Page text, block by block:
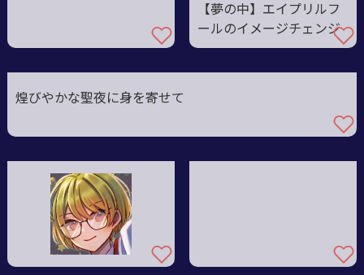
【夢の中】エイプリルフ
ールのイメージチェンジ
煌びやかな聖夜に身を寄せて